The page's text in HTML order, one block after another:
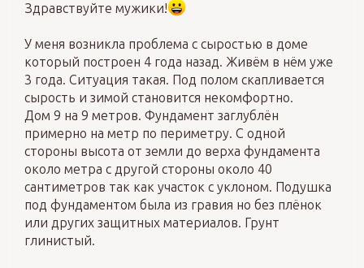
Здравствуйте мужики!
У меня возникла проблема с сыростью в доме
который построен 4 года назад. Живём в нём уже
3 года. Ситуация такая. Под полом скапливается
сырость и зимой становится некомфортно.
Дом 9 на 9 метров. Фундамент заглублён
примерно на метр по периметру. С одной
стороны высота от земли до верха фундамента
около метра с другой стороны около 40
сантиметров так как участок с уклоном. Подушка
под фундаментом была из гравия но без плёнок
или других защитных материалов. Грунт
глинистый.